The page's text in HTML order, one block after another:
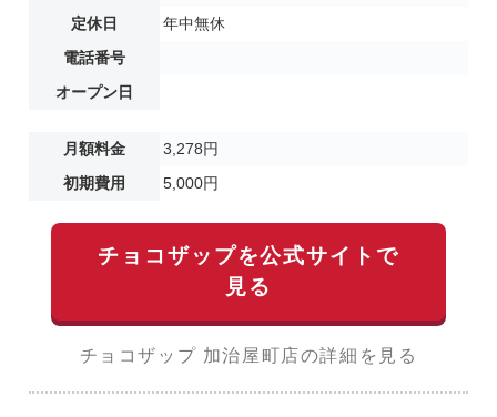
定休日
年中無休
電話番号
オープン日
月額料金
3,278円
初期費用
5,000円
チョコザップを公式サイトで
見る
チョコザップ 加治屋町店の詳細を見る